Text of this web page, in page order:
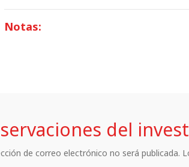
Notas:
del
de correo electrónico no será